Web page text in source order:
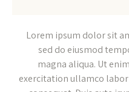
Lorem ipsum dolor sit
sed do eiusmod
magna aliqua. Ut
exercitation ullamco